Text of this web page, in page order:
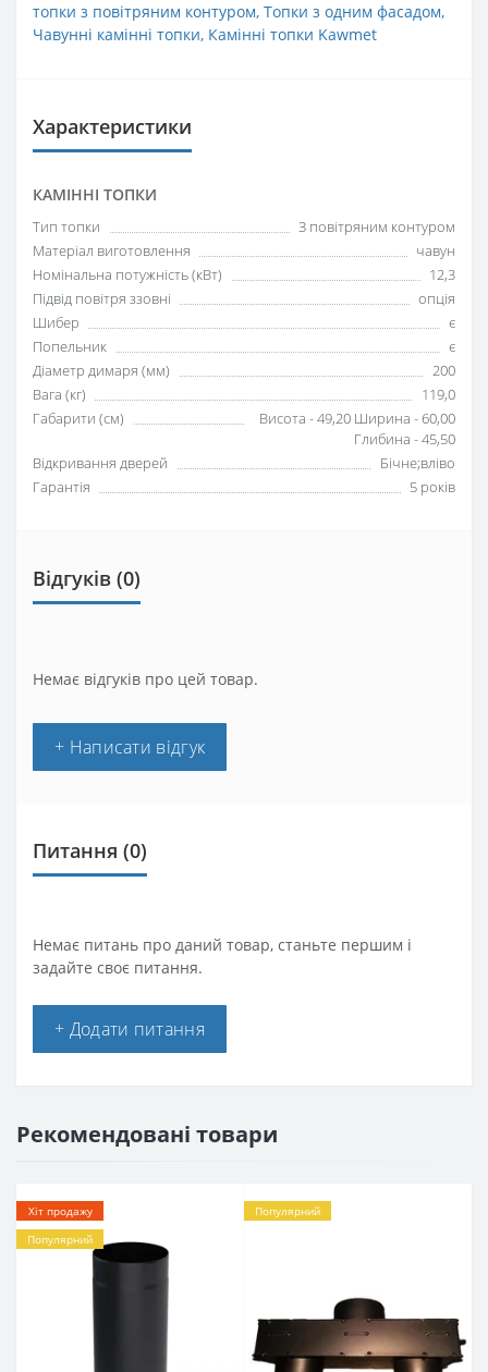
топки з повітряним контуром, Топки з одним фасадом,
Чавунні камінні топки, Камінні топки Kawmet
Характеристики
КАМІННІ ТОПКИ
Тип топки
З повітряним контуром
Матеріал виготовлення
чавун
Номінальна потужність (кВт)
12,3
Підвід повітря ззовні
опція
Шибер
є
Попельник
є
Діаметр димаря (мм)
200
Вага (кг)
119,0
Габарити (см)
Висота - 49,20 Ширина - 60,00
Глибина - 45,50
Відкривання дверей
Бічне;вліво
Гарантія
5 років
Відгуків (0)
Немає відгуків про цей товар.
+ Написати відгук
Питання (0)
Немає питань про даний товар, станьте першим і
задайте своє питання.
+ Додати питання
Рекомендовані товари
Хіт продажу
Популярний
Популярний